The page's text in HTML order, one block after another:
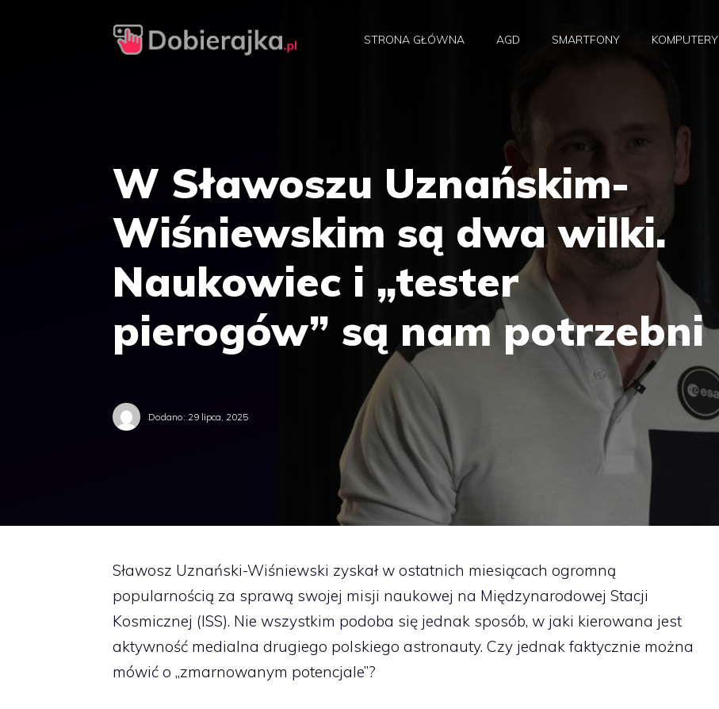
STRONA GŁÓWNA AGD SMARTFONY KOMPUTERY
W Sławoszu Uznańskim-
Wiśniewskim są dwa wilki.
Naukowiec i „tester
pierogów” są nam potrzebni
Dodano: 29 lipca, 2025
Sławosz Uznański-Wiśniewski zyskał w ostatnich miesiącach ogromną
popularnością za sprawą swojej misji naukowej na Międzynarodowej Stacji
Kosmicznej (ISS). Nie wszystkim podoba się jednak sposób, w jaki kierowana jest
aktywność medialna drugiego polskiego astronauty. Czy jednak faktycznie można
mówić o „zmarnowanym potencjale”?